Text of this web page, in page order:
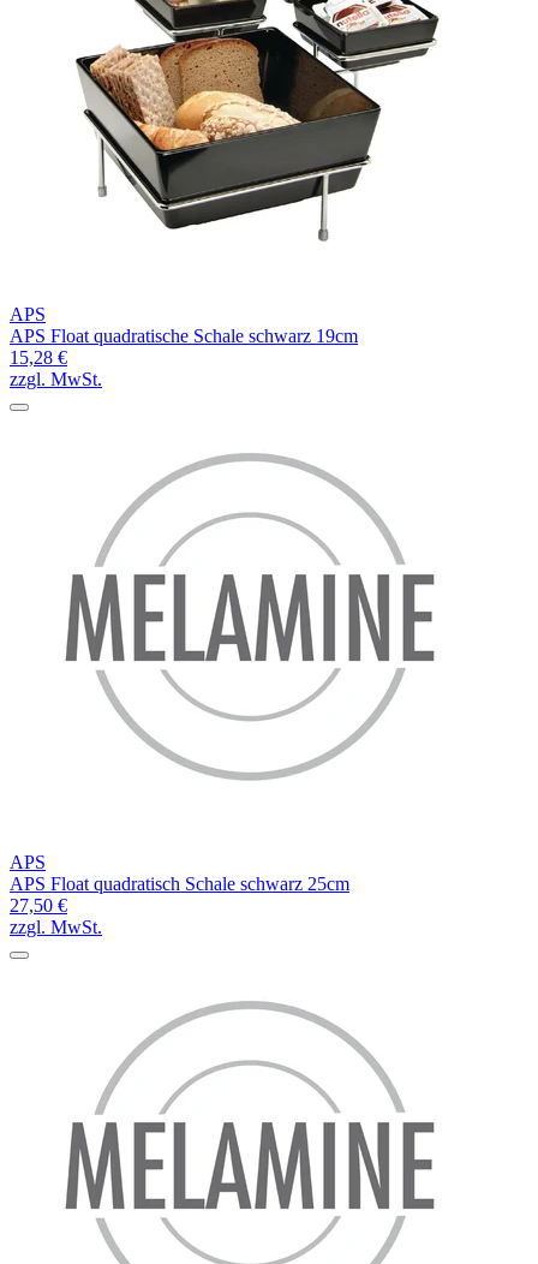
APS
APS Float quadratische Schale schwarz 19cm
15,28 €
zzgl. MwSt.
APS
APS Float quadratisch Schale schwarz 25cm
27,50 €
zzgl. MwSt.